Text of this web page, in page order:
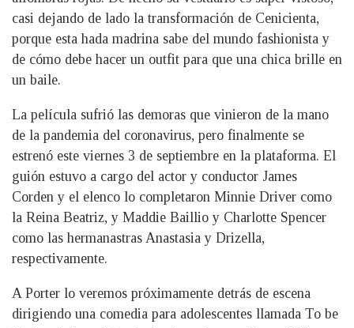
casi dejando de lado la transformación de Cenicienta,
porque esta hada madrina sabe del mundo fashionista y
de cómo debe hacer un outfit para que una chica brille en
un baile.
La película sufrió las demoras que vinieron de la mano
de la pandemia del coronavirus, pero finalmente se
estrenó este viernes 3 de septiembre en la plataforma. El
guión estuvo a cargo del actor y conductor James
Corden y el elenco lo completaron Minnie Driver como
la Reina Beatriz, y Maddie Baillio y Charlotte Spencer
como las hermanastras Anastasia y Drizella,
respectivamente.
A Porter lo veremos próximamente detrás de escena
dirigiendo una comedia para adolescentes llamada To be